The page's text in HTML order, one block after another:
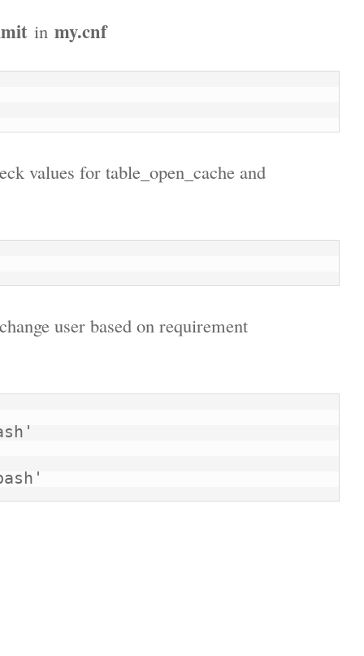
in my.cnf
values for table_open_cache and
user based on requirement